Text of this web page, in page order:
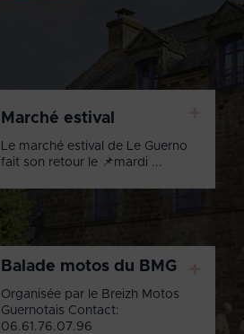
Marché estival
Le marché estival de Le Guerno
fait son retour le 📌mardi ...
Balade motos du BMG
Organisée par le Breizh Motos
Guernotais Contact:
06.61.76.07.96